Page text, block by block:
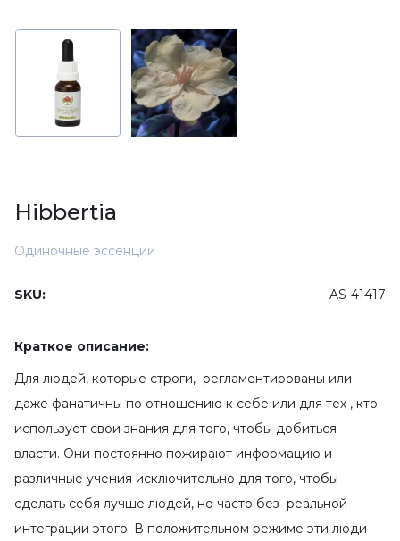
Hibbertia
Одиночные эссенции
SKU: AS-41417
Краткое описание:
Для людей, которые строги, регламентированы или
даже фанатичны по отношению к себе или для тех , кто
использует свои знания для того, чтобы добиться
власти. Они постоянно пожирают информацию и
различные учения исключительно для того, чтобы
сделать себя лучше людей, но часто без реальной
интеграции этого. В положительном режиме эти люди